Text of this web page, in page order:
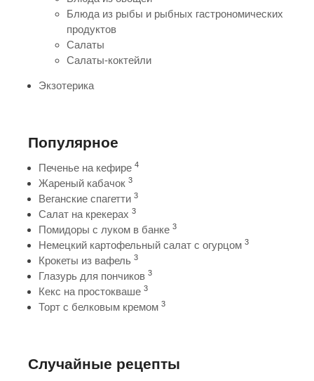
Блюда из рыбы и рыбных гастрономических
продуктов
Салаты
Салаты-коктейли
Экзотерика
Популярное
Печенье на кефире 4
Жареный кабачок 3
Веганские спагетти 3
Салат на крекерах 3
Помидоры с луком в банке 3
Немецкий картофельный салат с огурцом 3
Крокеты из вафель 3
Глазурь для пончиков 3
Кекс на простокваше 3
Торт с белковым кремом 3
Случайные рецепты